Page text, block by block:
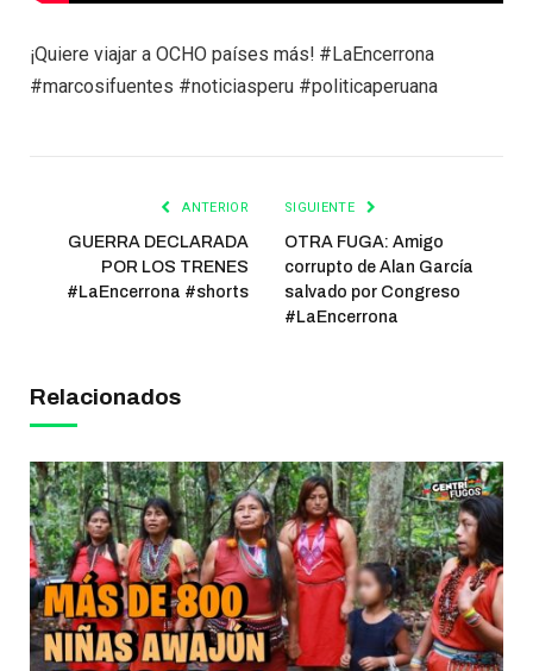
¡Quiere viajar a OCHO países más! #LaEncerrona
#marcosifuentes #noticiasperu #politicaperuana
ANTERIOR
GUERRA DECLARADA
POR LOS TRENES
#LaEncerrona #shorts
SIGUIENTE
OTRA FUGA: Amigo
corrupto de Alan García
salvado por Congreso
#LaEncerrona
Relacionados